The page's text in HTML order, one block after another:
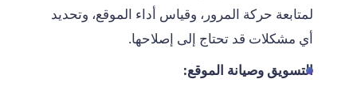
لمتابعة حركة المرور، وقياس أداء الموقع، وتحديد
أي مشكلات قد تحتاج إلى إصلاحها.
التسويق وصيانة الموقع: